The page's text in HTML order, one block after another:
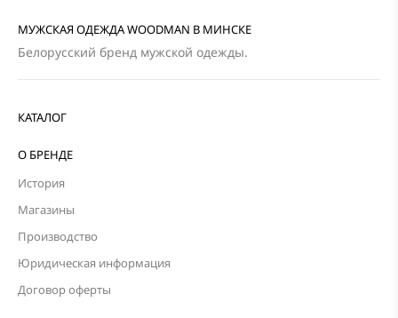
МУЖСКАЯ ОДЕЖДА WOODMAN В МИНСКЕ
Белорусский бренд мужской одежды.
КАТАЛОГ
О БРЕНДЕ
История
Магазины
Производство
Юридическая информация
Договор оферты